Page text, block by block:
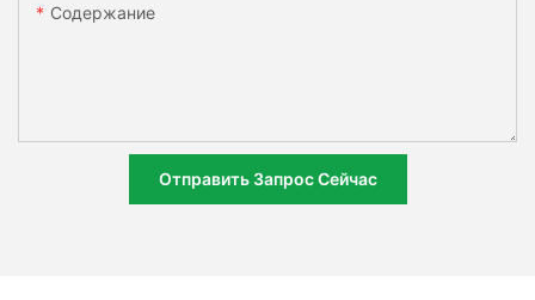
Содержание
Отправить Запрос Сейчас